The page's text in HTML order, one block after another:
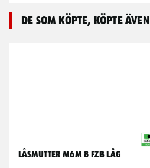
De som köpte, köpte även
Låsmutter M6M 8 FZB Låg